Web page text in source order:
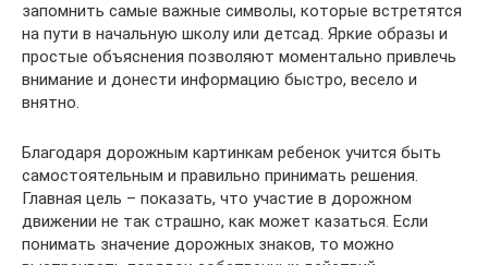
запомнить самые важные символы, которые встретятся
на пути в начальную школу или детсад. Яркие образы и
простые объяснения позволяют моментально привлечь
внимание и донести информацию быстро, весело и
внятно.
Благодаря дорожным картинкам ребенок учится быть
самостоятельным и правильно принимать решения.
Главная цель – показать, что участие в дорожном
движении не так страшно, как может казаться. Если
понимать значение дорожных знаков, то можно